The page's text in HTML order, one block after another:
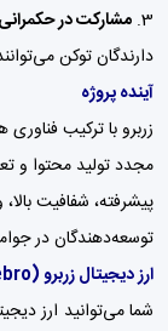
مشارکت در
دارندگان توکن
آینده پروژه
زربرو با ترکیب
پیشرفته، شفافیت
توسعه‌دهندگان در
ارز دیجیتال زربرو(Zerebro)